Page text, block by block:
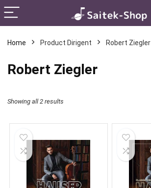
Home Product Dirigent Robert Ziegler
Robert Ziegler
Showing all 2 results